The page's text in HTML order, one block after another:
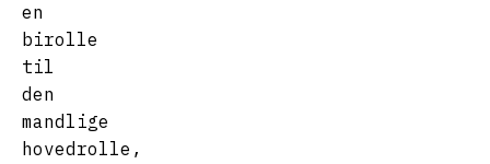
en
birolle
til
den
mandlige
hovedrolle,